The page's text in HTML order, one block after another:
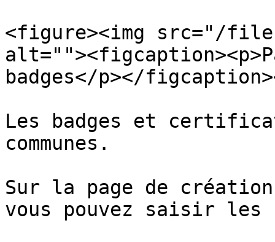
<figure><img src="/
badges</p></
Les badges et
communes.
Sur la page de
vous pouvez saisir les